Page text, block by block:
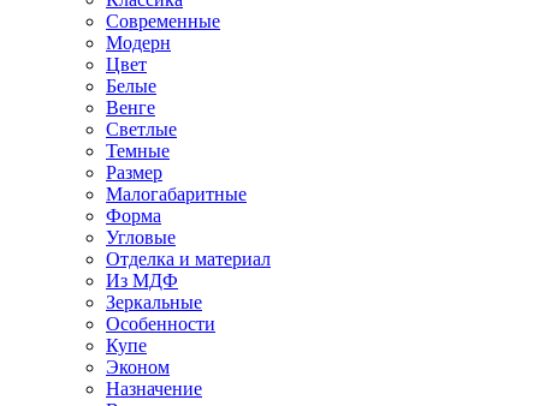
Современные
Модерн
Цвет
Белые
Венге
Светлые
Темные
Размер
Малогабаритные
Форма
Угловые
Отделка и материал
Из МДФ
Зеркальные
Особенности
Купе
Эконом
Назначение